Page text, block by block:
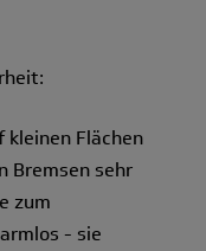
kleinen Flächen
Bremsen sehr
zum
- sie